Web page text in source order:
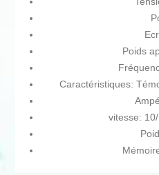
Poids
Caractéristiques:
vitesse: